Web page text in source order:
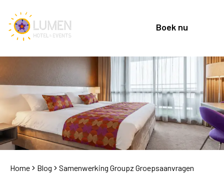
Boek nu
Home Blog Samenwerking Groupz Groepsaanvragen